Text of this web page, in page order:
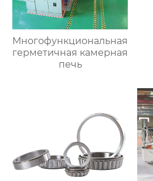
Многофункциональная
герметичная камерная
печь